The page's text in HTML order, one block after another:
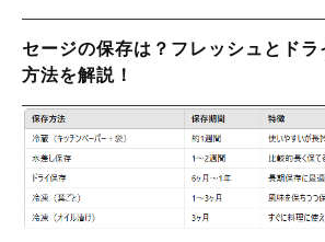
セージの保存は？フレッシュとドラ
方法を解説！